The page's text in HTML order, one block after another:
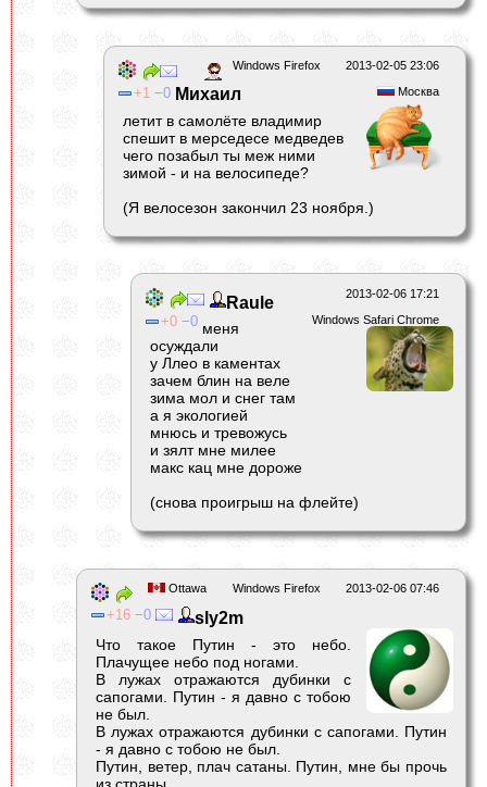
2013-02-05 23:06
Windows Firefox
Москва
1 0 Михаил
летит в самолёте владимир
спешит в мерседесе медведев
чего позабыл ты меж ними
зимой - и на велосипеде?
(Я велосезон закончил 23 ноября.)
2013-02-06 17:21
Windows Safari Chrome
0 0
Raule
меня
осуждали
у Ллео в каментах
зачем блин на веле
зима мол и снег там
а я экологией
мнюсь и тревожусь
и зялт мне милее
макс кац мне дороже
(снова проигрыш на флейте)
2013-02-06 07:46
Windows Firefox
Ottawa
16 0 sly2m
Что такое Путин - это небо.
Плачущее небо под ногами.
В лужах отражаются дубинки с
сапогами. Путин - я давно с тобою
не был.
В лужах отражаются дубинки с сапогами. Путин
- я давно с тобою не был.
Путин, ветер, плач сатаны. Путин, мне бы прочь